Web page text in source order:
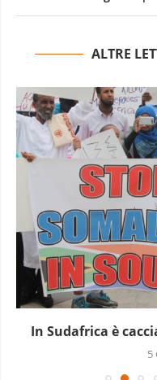
ALTRE
In Sudafrica è
5